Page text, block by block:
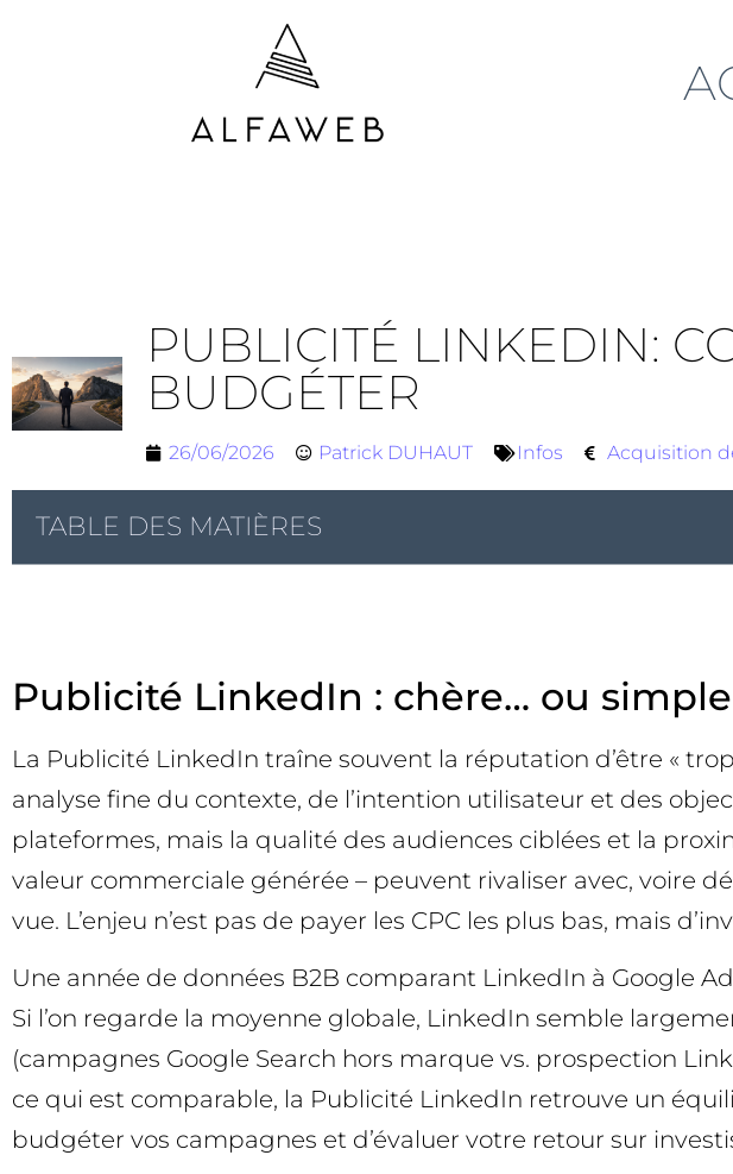
PUBLICITÉ LINKEDIN:
BUDGÉTER
26/06/2026 Patrick DUHAUT Infos Acquisition
TABLE DES MATIÈRES
Publicité LinkedIn : chère… ou
La Publicité LinkedIn traîne souvent la réputation d’être «
analyse fine du contexte, de l’intention utilisateur et des
plateformes, mais la qualité des audiences ciblées et la
valeur commerciale générée – peuvent rivaliser avec, voire
vue. L’enjeu n’est pas de payer les CPC les plus bas, mais
Une année de données B2B comparant LinkedIn à Google
Si l’on regarde la moyenne globale, LinkedIn semble
(campagnes Google Search hors marque vs. prospection
ce qui est comparable, la Publicité LinkedIn retrouve un
budgéter vos campagnes et d’évaluer votre retour sur